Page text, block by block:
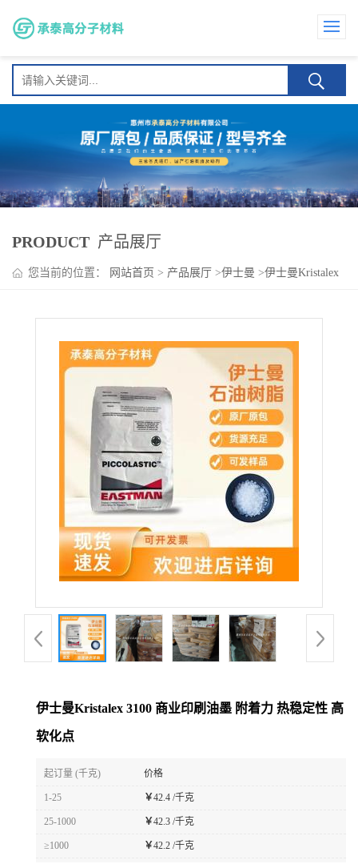
PRODUCT 产品展厅
您当前的位置： 网站首页 > 产品展厅 >伊士曼 >伊士曼Kristalex
伊士曼Kristalex 3100 商业印刷油墨 附着力 热稳定性 高
软化点
起订量 (千克) 价格
1-25 ￥42.4 /千克
25-1000 ￥42.3 /千克
≥1000 ￥42.2 /千克